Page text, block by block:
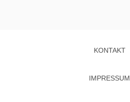
KONTAKT
IMPRESSUM